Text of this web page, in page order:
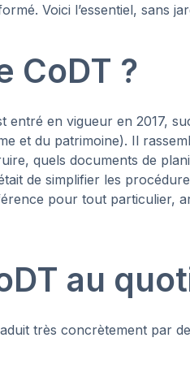
Voici l’essentiel, sans
CoDT ?
entré en vigueur en 2017,
et du patrimoine). Il
quels documents de
de simplifier les
pour tout
au
très concrètement par